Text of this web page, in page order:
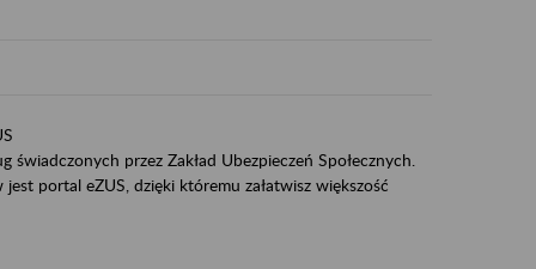
przez Zakład Ubezpieczeń Społecznych.
portal eZUS, dzięki któremu załatwisz większość